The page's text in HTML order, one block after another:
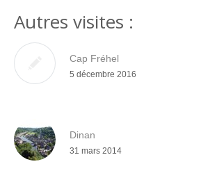
Autres visites :
Cap Fréhel
5 décembre 2016
Dinan
31 mars 2014